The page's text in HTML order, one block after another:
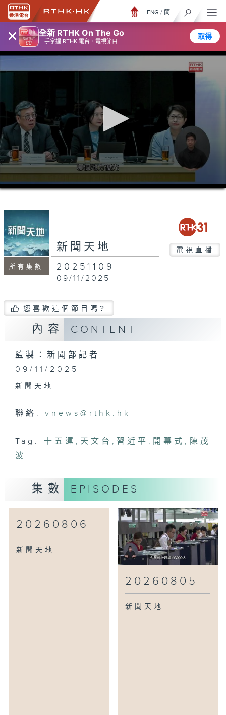
× 全新 RTHK On The Go
一手掌握 RTHK 電台、電視節目
取得
ENG / 簡
0
seconds
minutes,
所有集數
新聞天地 電視直播
20251109
09/11/2025
您喜歡這個節目嗎?
內容 CONTENT
監製：新聞部記者
09/11/2025
新聞天地
聯絡:vnews@rthk.hk
Tag: 十五運 , 天文台 , 習近平 , 開幕式 , 陳茂
波
集數 EPISODES
20260806
新聞天地
20260805
新聞天地